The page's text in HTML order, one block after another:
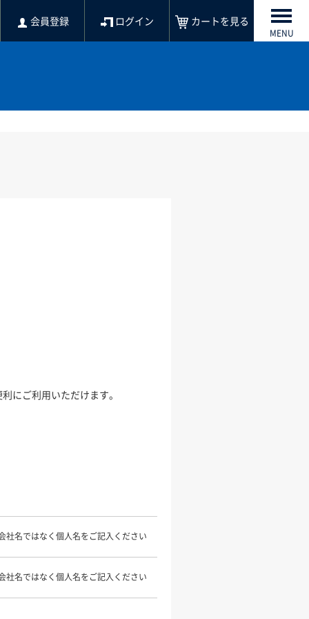
会員登録 ログイン カートを見る
MENU
にご利用いただけます。
社名ではなく個人名をご記入ください
社名ではなく個人名をご記入ください